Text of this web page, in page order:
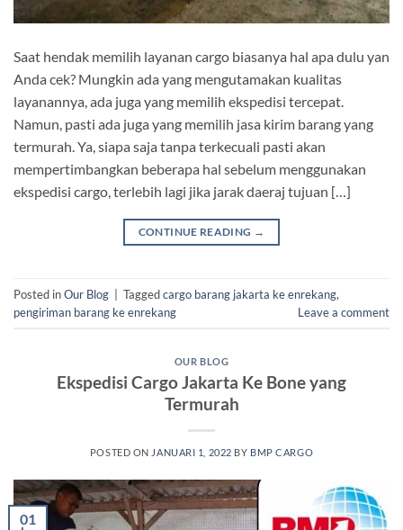
Saat hendak memilih layanan cargo biasanya hal apa dulu yan
Anda cek? Mungkin ada yang mengutamakan kualitas
layanannya, ada juga yang memilih ekspedisi tercepat.
Namun, pasti ada juga yang memilih jasa kirim barang yang
termurah. Ya, siapa saja tanpa terkecuali pasti akan
mempertimbangkan beberapa hal sebelum menggunakan
ekspedisi cargo, terlebih lagi jika jarak daeraj tujuan […]
CONTINUE READING →
Posted inOur Blog Taggedcargo barang jakarta ke enrekang,
pengiriman barang ke enrekang
Leave a comment
OUR BLOG
Ekspedisi Cargo Jakarta Ke Bone yang
Termurah
POSTED ON JANUARI 1, 2022 BY BMP CARGO
01